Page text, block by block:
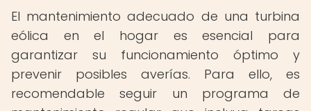
El mantenimiento adecuado de una turbina
eólica en el hogar es esencial para
garantizar su funcionamiento óptimo y
prevenir posibles averías. Para ello, es
recomendable seguir un programa de